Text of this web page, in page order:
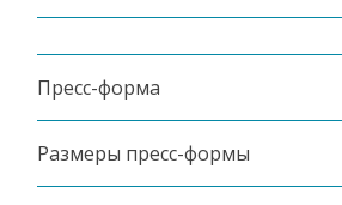
Пресс-форма
Размеры пресс-формы